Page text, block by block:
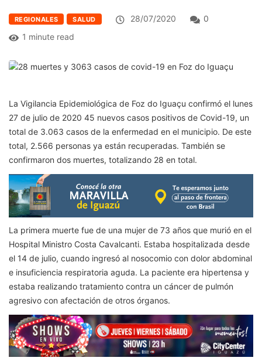
REGIONALES SALUD 28/07/2020
0
1 minute read
La Vigilancia Epidemiológica de Foz do Iguaçu confirmó el lunes
27 de julio de 2020 45 nuevos casos positivos de Covid-19, un
total de 3.063 casos de la enfermedad en el municipio. De este
total, 2.566 personas ya están recuperadas. También se
confirmaron dos muertes, totalizando 28 en total.
La primera muerte fue de una mujer de 73 años que murió en el
Hospital Ministro Costa Cavalcanti. Estaba hospitalizada desde
el 14 de julio, cuando ingresó al nosocomio con dolor abdominal
e insuficiencia respiratoria aguda. La paciente era hipertensa y
estaba realizando tratamiento contra un cáncer de pulmón
agresivo con afectación de otros órganos.